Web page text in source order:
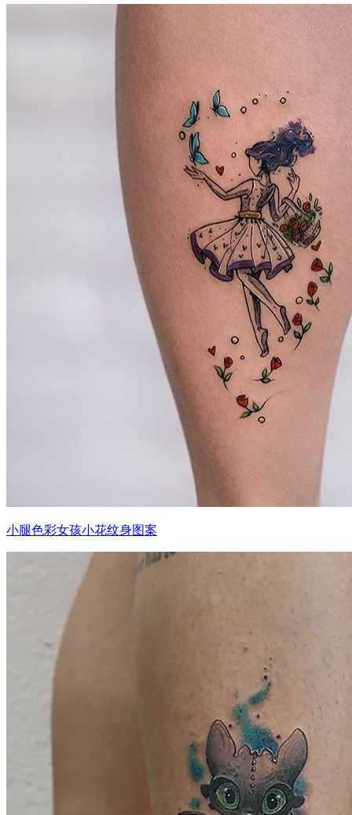
： 服务号：laobingwenshen 订阅号：laobing66666 打造国
文资讯！精美纹身图案及手稿 纹身作品 一站搞定！回复相
问千万素材的微官网，中国最强最全纹身图案尽在其中！
小腿色彩女孩小花纹身图案